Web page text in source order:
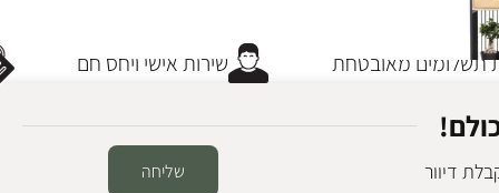
שירות אישי ויחס חם מאובטחת
דיוור שליחה